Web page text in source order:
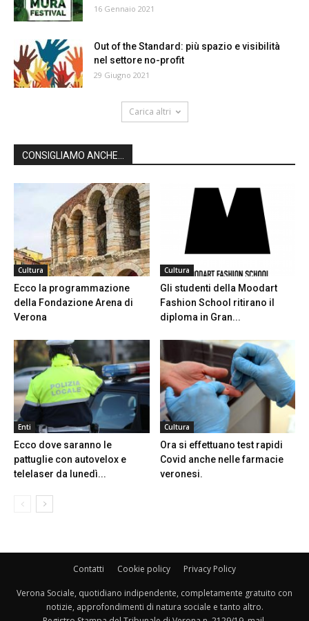
16 Gennaio 2021
Out of the Standard: più spazio e visibilità
nel settore no-profit
29 Giugno 2021
Carica altri
CONSIGLIAMO ANCHE...
Cultura
Ecco la programmazione
della Fondazione Arena di
Verona
Cultura
Gli studenti della Moodart
Fashion School ritirano il
diploma in Gran...
Enti
Ecco dove saranno le
pattuglie con autovelox e
telelaser da lunedì...
Cultura
Ora si effettuano test rapidi
Covid anche nelle farmacie
veronesi.
Contatti Cookie policy Privacy Policy
Verona Sociale, quotidiano indipendente, completamente gratuito con
notizie, approfondimenti di natura sociale e tanto altro.